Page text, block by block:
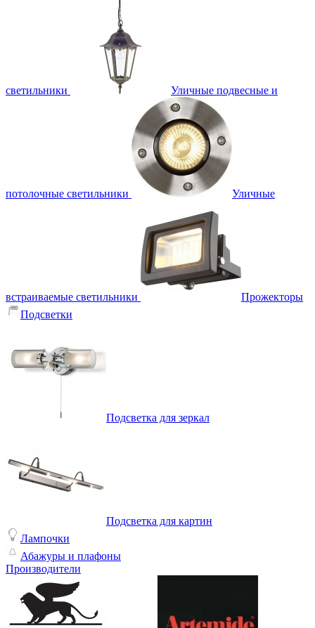
светильники Уличные подвесные и
потолочные светильники Уличные
встраиваемые светильники
Прожекторы
Подсветки
Подсветка для зеркал
Подсветка для картин
Лампочки
Абажуры и плафоны
Производители